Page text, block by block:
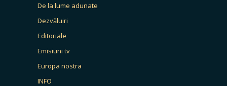
De la lume adunate
Dezvăluiri
Editoriale
Emisiuni tv
Europa nostra
INFO